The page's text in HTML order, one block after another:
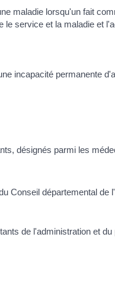
maladie lorsqu'un fait
le service et la maladie et
incapacité permanente
désignés parmi les
Conseil départemental de
de l'administration et du